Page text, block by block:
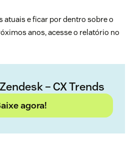
atuais e ficar por dentro sobre o
anos, acesse o relatório no
– CX Trends
agora!